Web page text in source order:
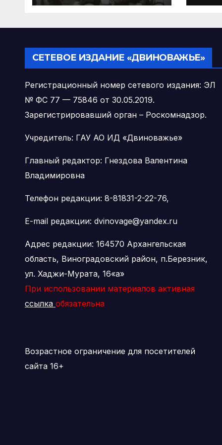
Виноградовском
СЕТЕВОЕ ИЗДАНИЕ «ДВИНОВАЖЬЕ»
Регистрационный номер сетевого издания: ЭЛ
№ ФС 77 — 75846 от 30.05.2019.
Зарегистрировавший орган – Роскомнадзор.
Учредитель: ГАУ АО ИД «Двиноважье»
Главный редактор: Гнездова Валентина
Владимировна
Телефон редакции: 8-81831-2-22-76,
E-mail редакции: dvinovage@yandex.ru
Адрес редакции: 164570 Архангельская
область, Виноградовский район, п.Березник,
ул. Хаджи-Мурата, 16«а»
При использовании материалов активная
ссылка обязательна
Возрастное ограничение для посетителей
сайта 16+